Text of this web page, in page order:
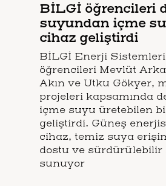
BİLGİ öğrencileri
suyundan içme
cihaz geliştirdi
BİLGİ Enerji
öğrencileri Mevlüt
Akın ve Utku Gökyer,
projeleri kapsamında
içme suyu üretebilen
geliştirdi. Güneş
cihaz, temiz suya
dostu ve sürdürülebilir
sunuyor